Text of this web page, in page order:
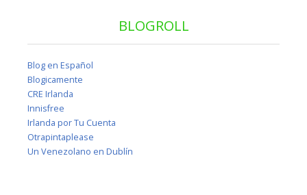
BLOGROLL
Blog en Español
Blogicamente
CRE Irlanda
Innisfree
Irlanda por Tu Cuenta
Otrapintaplease
Un Venezolano en Dublín